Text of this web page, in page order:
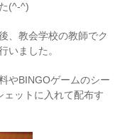
(^-^)
、教会学校の教師でク
いました。
やBINGOゲームのシー
ェットに入れて配布す